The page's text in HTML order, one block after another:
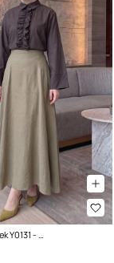
Parçalı Kloş Etek Y0131 - AÇIK HAKİ